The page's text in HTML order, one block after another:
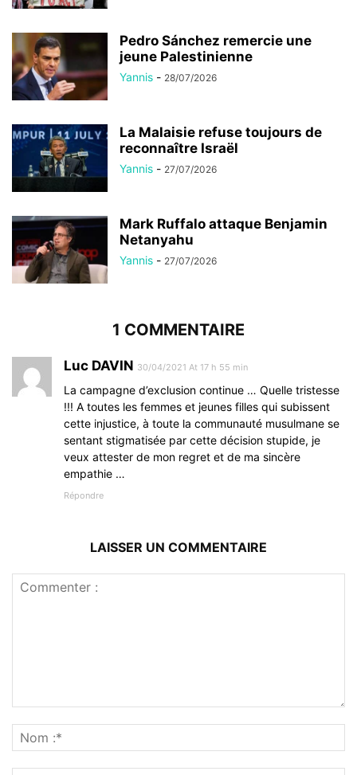
Pedro Sánchez remercie une
jeune Palestinienne
Yannis - 28/07/2026
La Malaisie refuse toujours de
reconnaître Israël
Yannis - 27/07/2026
Mark Ruffalo attaque Benjamin
Netanyahu
Yannis - 27/07/2026
1 COMMENTAIRE
Luc DAVIN 30/04/2021 At 17 h 55 min
La campagne d’exclusion continue … Quelle tristesse
!!! A toutes les femmes et jeunes filles qui subissent
cette injustice, à toute la communauté musulmane se
sentant stigmatisée par cette décision stupide, je
veux attester de mon regret et de ma sincère
empathie …
Répondre
LAISSER UN COMMENTAIRE